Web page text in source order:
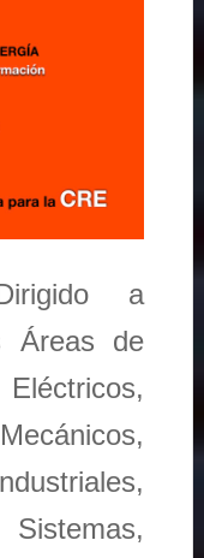
a
Áreas de